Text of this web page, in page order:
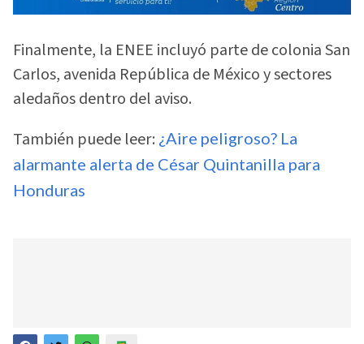
Finalmente, la ENEE incluyó parte de colonia San
Carlos, avenida República de México y sectores
aledaños dentro del aviso.
También puede leer: ¿Aire peligroso? La
alarmante alerta de César Quintanilla para
Honduras